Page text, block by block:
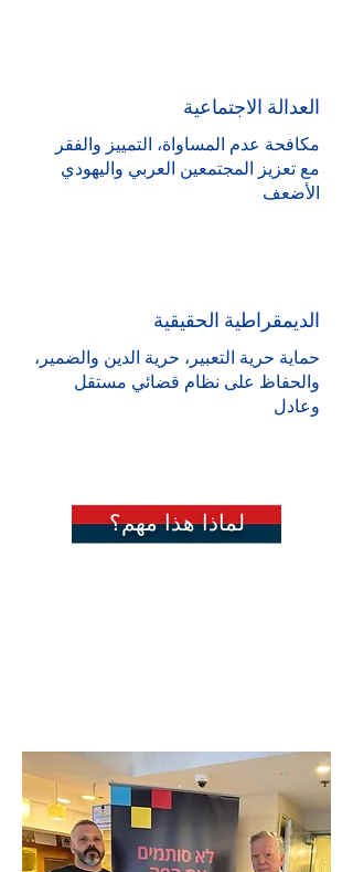
العدالة الاجتماعية
مكافحة عدم المساواة، التمييز والفقر
مع تعزيز المجتمعين العربي واليهودي
الأضعف
الديمقراطية الحقيقية
حماية حرية التعبير، حرية الدين والضمير،
والحفاظ على نظام قضائي مستقل
وعادل
لماذا هذا مهم؟